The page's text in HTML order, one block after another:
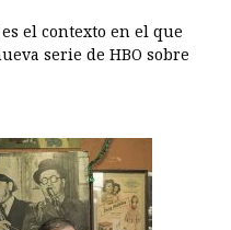
el contexto en el que
serie de HBO sobre